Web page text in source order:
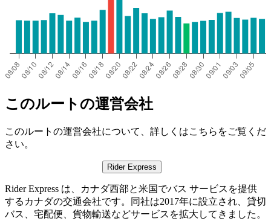
このルートの運営会社
このルートの運営会社について、詳しくはこちらをご覧くだ
さい。
Rider Express
Rider Express は、カナダ西部と米国でバス サービスを提供
するカナダの交通会社です。同社は2017年に設立され、貸切
バス、宅配便、貨物輸送などサービスを拡大してきました。